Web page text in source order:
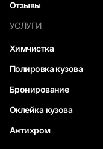
УСЛУГИ
Химчистка
Полировка кузова
Бронирование
Оклейка кузова
Антихром
Отзывы